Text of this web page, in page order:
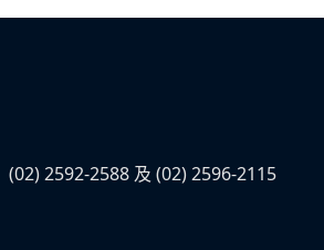
(02) 2592-2588 及 (02) 2596-2115